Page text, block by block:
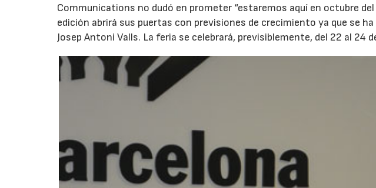
Communications no dudó en prometer “estaremos aquí en octubre
edición abrirá sus puertas con previsiones de crecimiento ya que se ha
Josep Antoni Valls. La feria se celebrará, previsiblemente, del 22 al 24